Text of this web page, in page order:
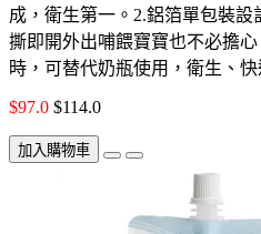
成，衛生第一。2.鋁箔單包裝
撕即開外出哺餵寶寶也不必擔
時，可替代奶瓶使用，衛生、快
$97.0 $114.0
加入購物車